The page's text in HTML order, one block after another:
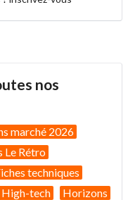
nos
marché 2026
Le Rétro
techniques
High-tech
Horizons